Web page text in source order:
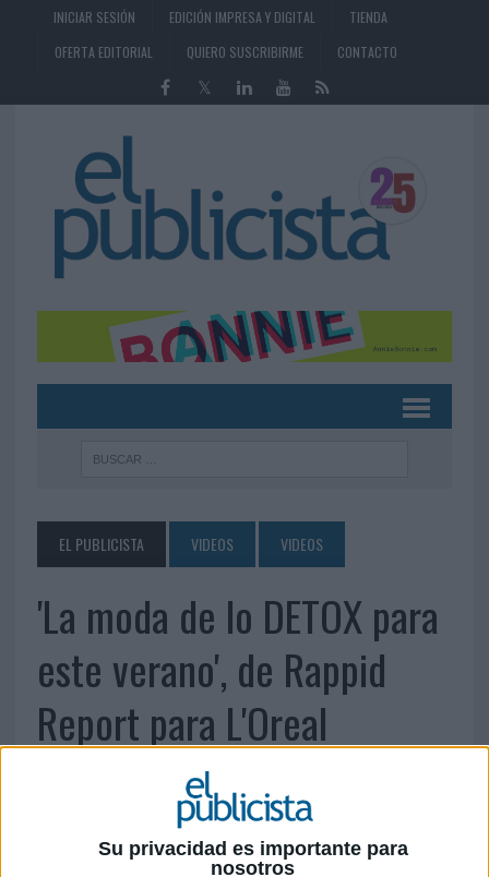
Su privacidad es importante para
nosotros
INICIAR SESIÓN EDICIÓN IMPRESA Y DIGITAL
TIENDA
OFERTA EDITORIAL
QUIERO SUSCRIBIRME CONTACTO
EL PUBLICISTA VIDEOS VIDEOS
'La moda de lo DETOX para
este verano', de Rappid
Report para L'Oreal